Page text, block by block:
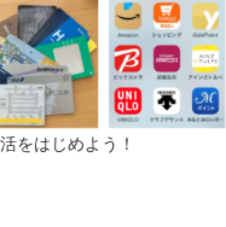
をはじめよう！